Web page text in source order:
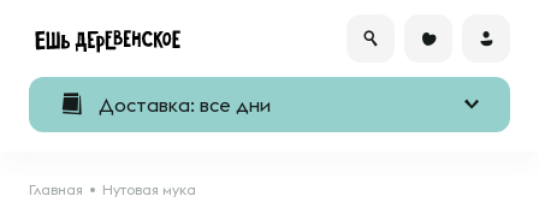
Доставка: все дни
Главная Нутовая мука